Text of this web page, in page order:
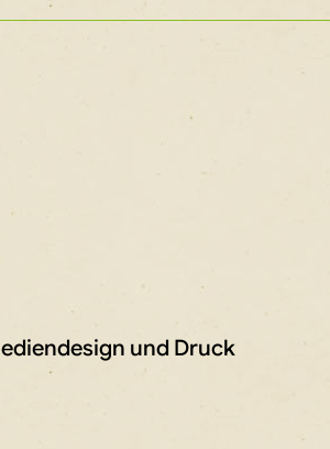
und Druck